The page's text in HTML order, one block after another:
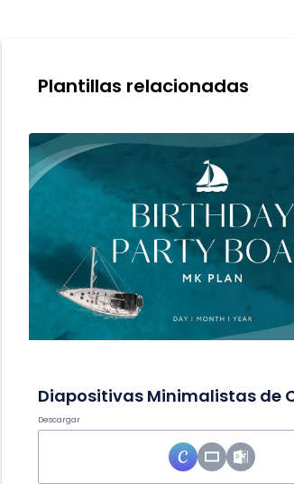
Plantillas relacionadas
Descargar